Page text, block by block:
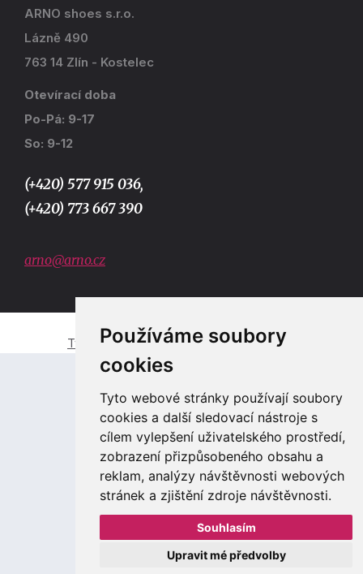
Používáme soubory
cookies
Tyto webové stránky používají soubory
cookies a další sledovací nástroje s
cílem vylepšení uživatelského prostředí,
zobrazení přizpůsobeného obsahu a
reklam, analýzy návštěvnosti webových
stránek a zjištění zdroje návštěvnosti.
Souhlasím
Upravit mé předvolby
ARNO shoes s.r.o.
Lázně 490
763 14 Zlín - Kostelec
Otevírací doba
Po-Pá: 9-17
So: 9-12
(+420) 577 915 036,
(+420) 773 667 390
arno@arno.cz
Tvorba e-shopů a webových stránek Zlín